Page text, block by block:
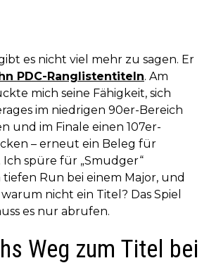
es nicht viel mehr zu sagen. Er
PDC-Ranglistentiteln. Am
mich seine Fähigkeit, sich
im niedrigen 90er-Bereich
und im Finale einen 107er-
– erneut ein Beleg für
spüre für „Smudger“
Run bei einem Major, und
nicht ein Titel? Das Spiel
es nur abrufen.
Weg zum Titel bei